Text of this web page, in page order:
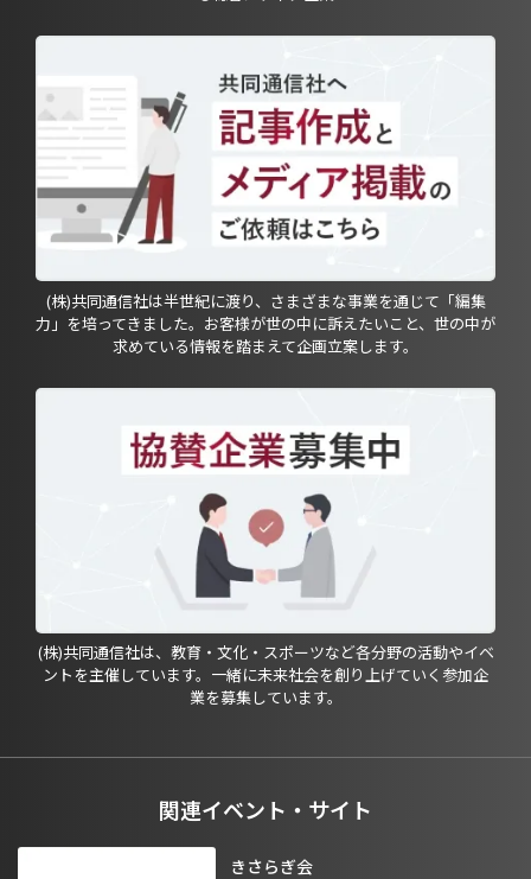
(株)共同通信社は半世紀に渡り、さまざまな事業を通じて「編集
力」を培ってきました。お客様が世の中に訴えたいこと、世の中が
求めている情報を踏まえて企画立案します。
(株)共同通信社は、教育・文化・スポーツなど各分野の活動やイベ
ントを主催しています。一緒に未来社会を創り上げていく参加企
業を募集しています。
関連イベント・サイト
きさらぎ会